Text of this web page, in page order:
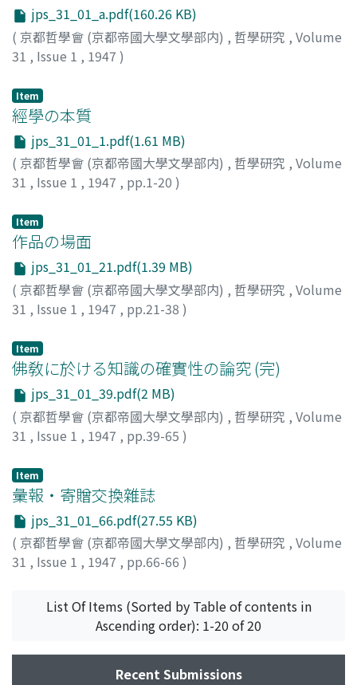
jps_31_01_a.pdf(160.26 KB)
( 京都哲學會 (京都帝國大學文學部内) , 哲學研究 , Volume
31 , Issue 1 , 1947 )
Item
經學の本質
jps_31_01_1.pdf(1.61 MB)
( 京都哲學會 (京都帝國大學文學部内) , 哲學研究 , Volume
31 , Issue 1 , 1947 , pp.1-20 )
Item
作品の場面
jps_31_01_21.pdf(1.39 MB)
( 京都哲學會 (京都帝國大學文學部内) , 哲學研究 , Volume
31 , Issue 1 , 1947 , pp.21-38 )
Item
佛敎に於ける知識の確實性の論究 (完)
jps_31_01_39.pdf(2 MB)
( 京都哲學會 (京都帝國大學文學部内) , 哲學研究 , Volume
31 , Issue 1 , 1947 , pp.39-65 )
Item
彙報・寄贈交換雜誌
jps_31_01_66.pdf(27.55 KB)
( 京都哲學會 (京都帝國大學文學部内) , 哲學研究 , Volume
31 , Issue 1 , 1947 , pp.66-66 )
List Of Items (Sorted by Table of contents in
Ascending order): 1-20 of 20
Recent Submissions